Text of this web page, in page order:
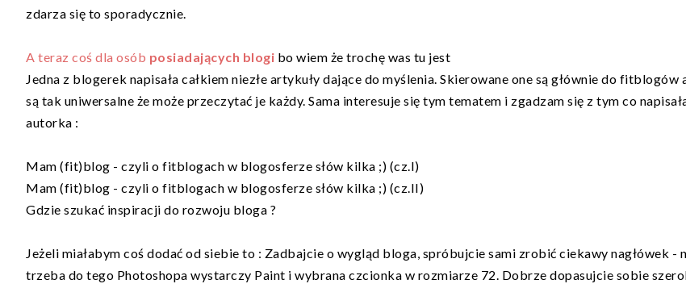
zdarza się to sporadycznie.
A teraz coś dla osób posiadających blogi bo wiem że trochę was tu jest
Jedna z blogerek napisała całkiem niezłe artykuły dające do myślenia. Skierowane one są głównie do fitblogów
są tak uniwersalne że może przeczytać je każdy. Sama interesuje się tym tematem i zgadzam się z tym co
autorka :
Mam (fit)blog - czyli o fitblogach w blogosferze słów kilka ;) (cz.I)
Mam (fit)blog - czyli o fitblogach w blogosferze słów kilka ;) (cz.II)
Gdzie szukać inspiracji do rozwoju bloga ?
Jeżeli miałabym coś dodać od siebie to : Zadbajcie o wygląd bloga, spróbujcie sami zrobić ciekawy nagłówek -
trzeba do tego Photoshopa wystarczy Paint i wybrana czcionka w rozmiarze 72. Dobrze dopasujcie sobie